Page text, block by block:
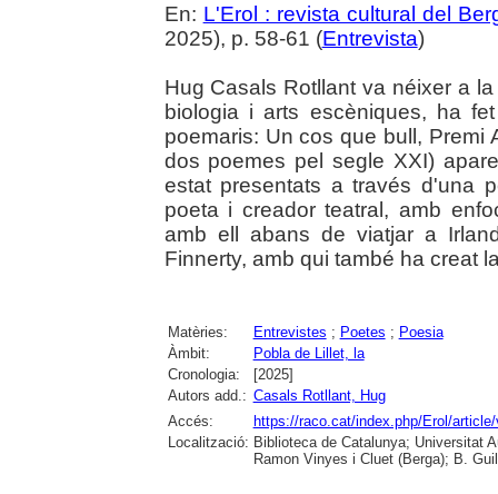
En: L'Erol : revista cultural del
2025), p. 58-61 (Entrevista)
Hug Casals Rotllant va néixer a
biologia i arts escèniques, ha
poemaris: Un cos que bull, Premi
dos poemes pel segle XXI)
estat presentats a través d'una
poeta i creador teatral, amb
amb ell abans de viatjar a
Finnerty, amb qui també ha creat
Matèries: Entrevistes ; Poetes ; Poesia
Àmbit:
Pobla de Lillet, la
Cronologia:
[2025]
Autors add.: Casals Rotllant, Hug
Accés:
https://raco.cat/index.php/Erol/
Localització: Biblioteca de Catalunya; Universitat
Ramon Vinyes i Cluet (Berga); B.